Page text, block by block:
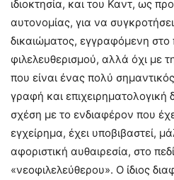
ιδιοκτησία, και του Καντ, ως
αυτονομίας, για να
δικαιώματος, εγγραφόμενη στο
φιλελευθερισμού, αλλά όχι με
που είναι ένας πολύ
γραφή και επιχειρηματολογική
σχέση με το ενδιαφέρον που
εγχείρημα, έχει υποβιβαστεί,
αφοριστική αυθαιρεσία, στο
«νεοφιλελεύθερου». Ο ίδιος